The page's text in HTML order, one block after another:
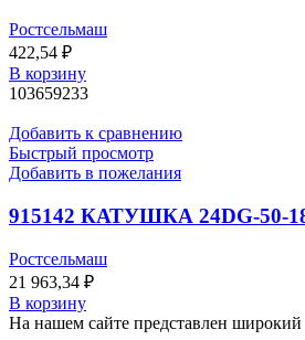
Ростсельмаш
422,54 ₽
В корзину
103659233
Добавить к сравнению
Быстрый просмотр
Добавить в пожелания
915142 КАТУШКА 24DG-50-
Ростсельмаш
21 963,34 ₽
В корзину
На нашем сайте представлен широкий